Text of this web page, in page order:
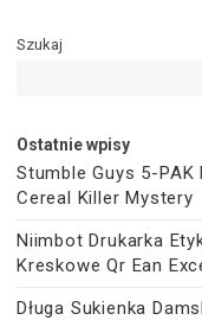
Szukaj
Ostatnie wpisy
Stumble Guys 5-PAK
Cereal Killer Mystery
Niimbot Drukarka
Kreskowe Qr Ean
Długa Sukienka